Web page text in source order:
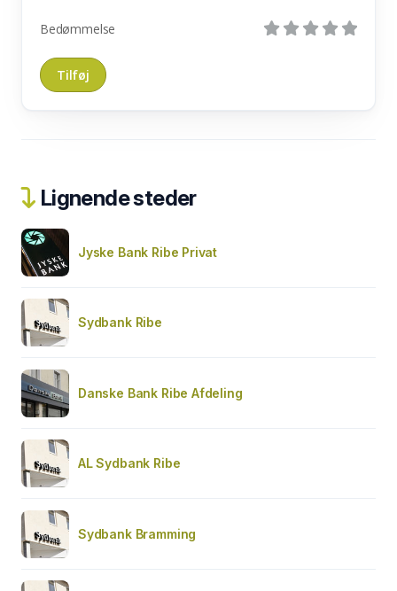
Bedømmelse
Lignende steder
Jyske Bank Ribe Privat
Sydbank Ribe
Danske Bank Ribe Afdeling
AL Sydbank Ribe
Sydbank Bramming